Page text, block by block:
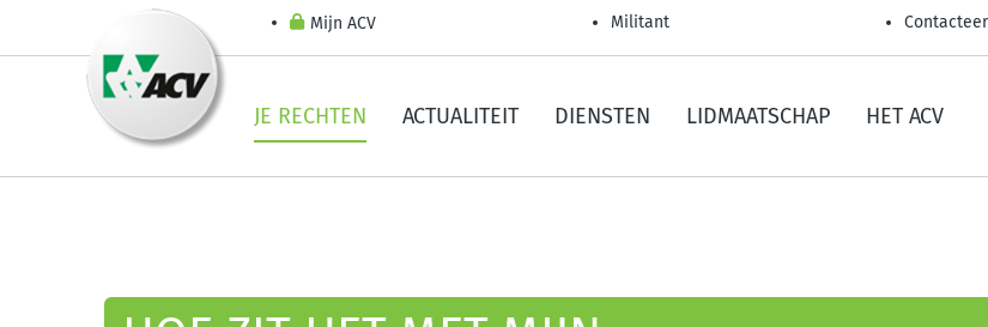
Mijn ACV Militant
JE RECHTEN ACTUALITEIT DIENSTEN LIDMAATSCHAP HET ACV